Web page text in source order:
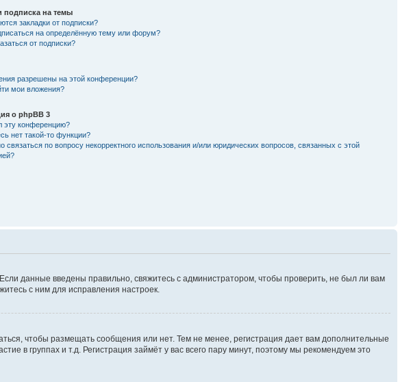
подписка на темы
закладки от подписки?
на определённую тему или форум?
от подписки?
разрешены на этой конференции?
мои вложения?
о phpBB 3
эту конференцию?
нет такой-то функции?
связаться по вопросу некорректного использования и/или юридических вопросов, связанных с этой
данные введены правильно, свяжитесь с администратором, чтобы проверить, не был ли вам
с ним для исправления настроек.
чтобы размещать сообщения или нет. Тем не менее, регистрация дает вам дополнительные
в группах и т.д. Регистрация займёт у вас всего пару минут, поэтому мы рекомендуем это